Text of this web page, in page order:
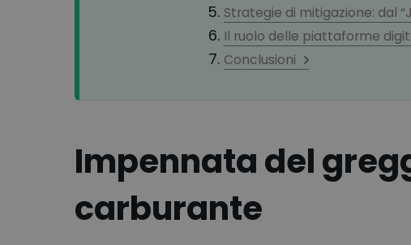
Strategie di mitigazione: dal
Il ruolo delle piattaforme
Conclusioni
Impennata del
carburante